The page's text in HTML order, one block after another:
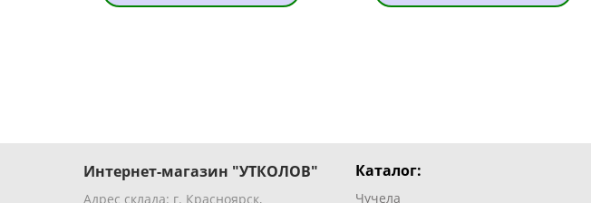
Интернет-магазин "УТКОЛОВ"
Адрес склада: г. Красноярск,
Каталог:
Чучела